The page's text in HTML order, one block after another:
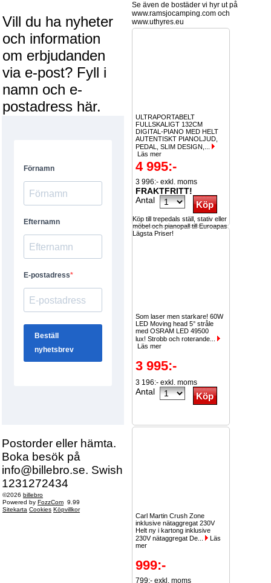
Vill du ha nyheter
och information
om erbjudanden
via e-post? Fyll i
namn och e-
postadress här.
Postorder eller hämta.
Boka besök på
info@billebro.se. Swish
1231272434
©2026 billebro
Powered by FozzCom 9.99
Sitekarta Cookies Köpvillkor
Se även de bostäder vi hyr ut på
www.ramsjocamping.com och
www.uthyres.eu
ULTRAPORTABELT
FULLSKALIGT 132CM
DIGITAL-PIANO MED HELT
AUTENTISKT PIANOLJUD,
PEDAL, SLIM DESIGN,...
Läs mer
4 995:-
3 996:- exkl. moms
FRAKTFRITT!
Antal
Köp till trepedals ställ, stativ eller
möbel och pianopall till Euroapas
Lägsta Priser!
Som laser men starkare! 60W
LED Moving head 5° stråle
med OSRAM LED 49500
lux! Strobb och roterande...
Läs mer
3 995:-
3 196:- exkl. moms
Antal
Carl Martin Crush Zone
inklusive nätaggregat 230V
Helt ny i kartong inklusive
230V nätaggregat De...
Läs
mer
999:-
799:- exkl. moms